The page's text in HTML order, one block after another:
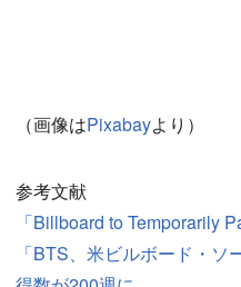
（画像はPixabayより）
参考文献
「Billboard to Temporarily
「BTS、米ビルボード・